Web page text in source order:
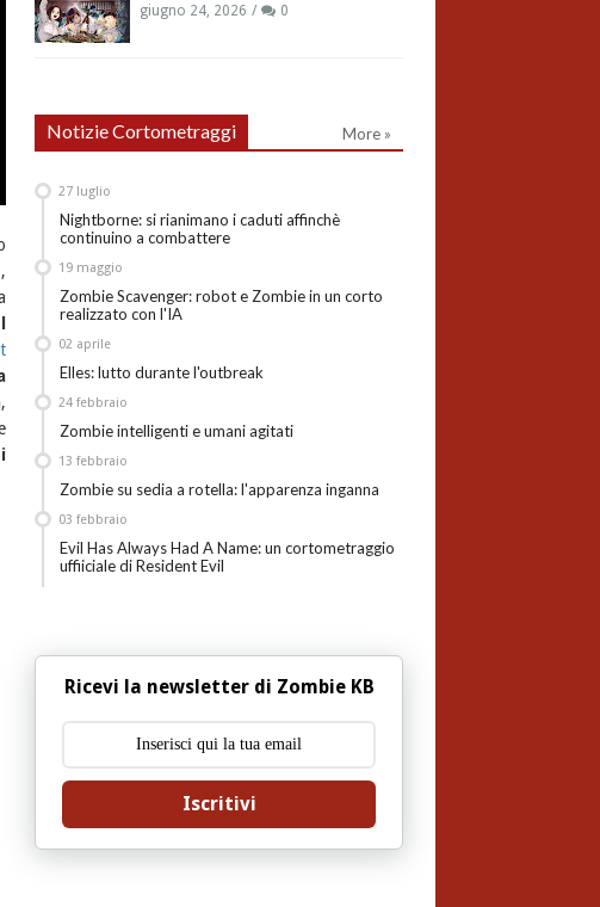
,
,
giugno 24, 2026 0
Notizie Cortometraggi More »
Nightborne: si rianimano i caduti affinchè
continuino a combattere
27 luglio
Zombie Scavenger: robot e Zombie in un corto
realizzato con l'IA
19 maggio
Elles: lutto durante l'outbreak
02 aprile
Zombie intelligenti e umani agitati
24 febbraio
Zombie su sedia a rotella: l'apparenza inganna
13 febbraio
Evil Has Always Had A Name: un cortometraggio
uffiiciale di Resident Evil
03 febbraio
Ricevi la newsletter di Zombie KB
Iscritivi